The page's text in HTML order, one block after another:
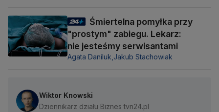
Śmiertelna pomyłka przy
"prostym" zabiegu. Lekarz:
nie jesteśmy serwisantami
Agata Daniluk, Jakub Stachowiak
Wiktor Knowski
Dziennikarz działu Biznes tvn24.pl